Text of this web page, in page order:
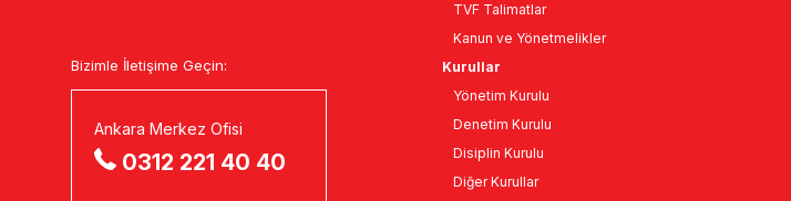
Bizimle İletişime Geçin:
Ankara Merkez Ofisi
0312 221 40 40
TVF Talimatlar
Kanun ve Yönetmelikler
Kurullar
Yönetim Kurulu
Denetim Kurulu
Disiplin Kurulu
Diğer Kurullar